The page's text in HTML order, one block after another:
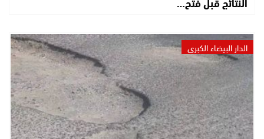
الدار البيضاء الكبرى